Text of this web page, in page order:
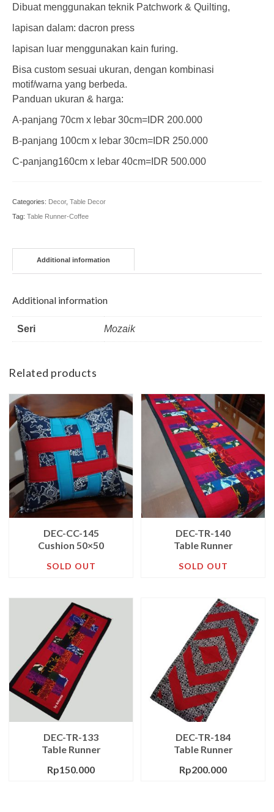
Dibuat menggunakan teknik Patchwork & Quilting,
lapisan dalam: dacron press
lapisan luar menggunakan kain furing.
Bisa custom sesuai ukuran, dengan kombinasi
motif/warna yang berbeda.
Panduan ukuran & harga:
A-panjang 70cm x lebar 30cm=IDR 200.000
B-panjang 100cm x lebar 30cm=IDR 250.000
C-panjang160cm x lebar 40cm=IDR 500.000
Categories: Decor, Table Decor
Tag: Table Runner-Coffee
Additional information
Additional information
Seri Mozaik
Related products
DEC-CC-145
Cushion 50×50
SOLD OUT
DEC-TR-140
Table Runner
SOLD OUT
DEC-TR-133
Table Runner
Rp150.000
DEC-TR-184
Table Runner
Rp200.000